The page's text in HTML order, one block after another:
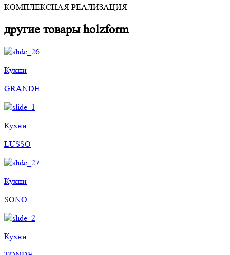
КОМПЛЕКСНАЯ РЕАЛИЗАЦИЯ
другие товары holzform
Кухни
GRANDE
Кухни
LUSSO
Кухни
SONO
Кухни